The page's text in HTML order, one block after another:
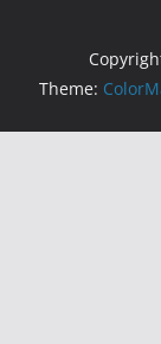
Theme: